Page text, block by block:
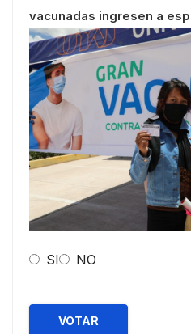
vacunadas ingresen a
SI NO
VOTAR